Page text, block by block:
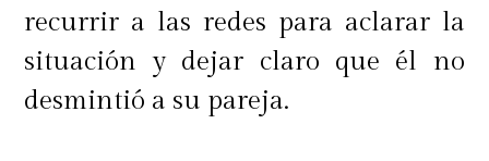
recurrir a las redes para aclarar la
situación y dejar claro que él no
desmintió a su pareja.